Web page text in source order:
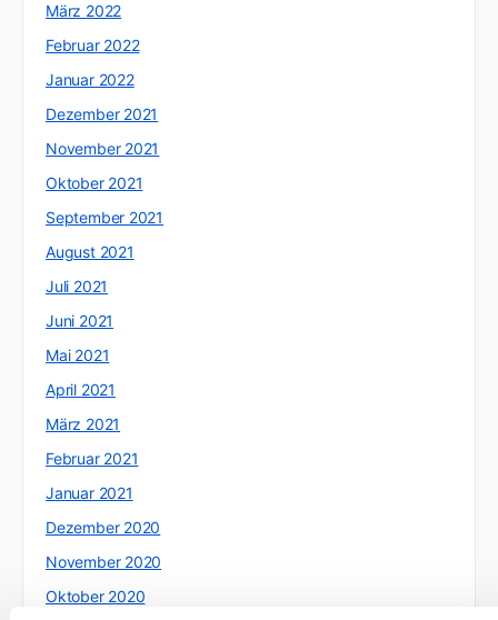
März 2022
Februar 2022
Januar 2022
Dezember 2021
November 2021
Oktober 2021
September 2021
August 2021
Juli 2021
Juni 2021
Mai 2021
April 2021
März 2021
Februar 2021
Januar 2021
Dezember 2020
November 2020
Oktober 2020